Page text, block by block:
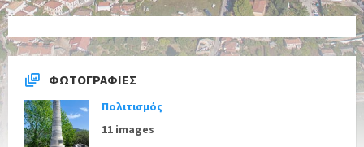
ΦΩΤΟΓΡΑΦΊΕΣ
Πολιτισμός
11 images